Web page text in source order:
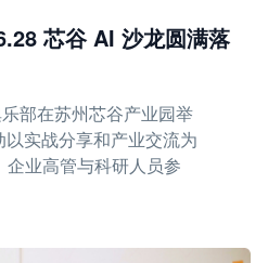
芯谷 AI 沙龙圆满落
部在苏州芯谷产业园举
实战分享和产业交流为
业高管与科研人员参